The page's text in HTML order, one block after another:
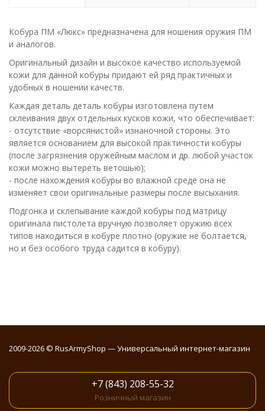
Кобура ПМ «Люкс» предназначена для ношения оружия ПМ
и аналогов.
Оригинальный дизайн и высокое качество используемой
кожи для данной кобуры придают ей ряд практичных и
удобных в ношении качеств.
Каждая деталь деталь кобуры изготовлена путем
склеивания двух отдельных кусков кожи, что обеспечивает:
- отсутствие «ворсянистой» изнаночной стороны. Это
является основанием для высокой практичности кобуры
(после загрязнения оружейным маслом и др. любой участок
кожи можно вытереть ветошью);
- после нахождения кобуры во влажной среде она не
изменяет свои оригинальные размеры после высыхания.
Подгонка и склепывание каждой кобуры под матрицу
оригинала пистолета вручную позволяет оружию всех
типов находиться в кобуре плотно (оружие не болтается,
но и без особого труда садится в кобуру).
2009-2026 © RusArmyShop — Универсальный интернет-магазин
+7 (843) 208-55-32
Розничный магазин